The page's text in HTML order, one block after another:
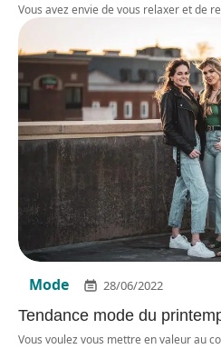
Vous avez envie de vous relaxer et de
Mode 28/06/2022
Tendance mode du
Vous voulez vous mettre en valeur au